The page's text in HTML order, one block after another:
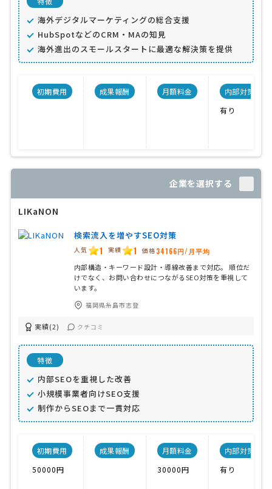
海外デジタルマーケティングの総合支援
HubSpotなどのCRM・MAの知見
海外進出のスモールスタートに最適な解決策を提供
初期費用 成果報酬 月額料金
内部対策
有り
企業を選択する
LIKaNON
検索流入を増やすSEO対策
人気 1 実績 1 価格 34166円/月平均
内部構造・キーワード設計・導線改善まで対応。 順位だ
けでなく、お問い合わせにつながるSEO対策を重視して
います。
福岡県糸島市志登
実績(2) クチコミ
特徴
内部SEOを重視した改善
小規模事業者向けSEO支援
制作からSEOまで一貫対応
初期費用
50000円
成果報酬
月額料金
30000円
内部対策
有り